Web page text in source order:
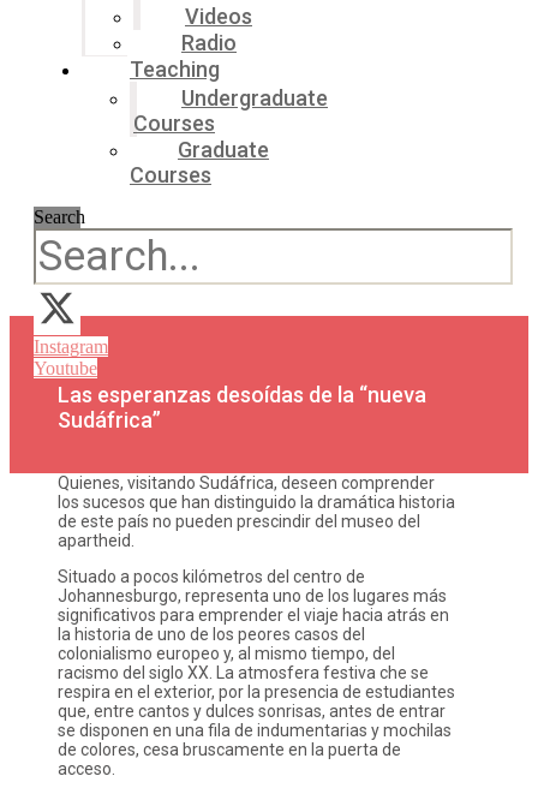
Videos
Radio
Teaching
Undergraduate
Courses
Graduate
Courses
Search
Instagram
Youtube
Las esperanzas desoídas de la “nueva
Sudáfrica”
Quienes, visitando Sudáfrica, deseen comprender
los sucesos que han distinguido la dramática historia
de este país no pueden prescindir del museo del
apartheid.
Situado a pocos kilómetros del centro de
Johannesburgo, representa uno de los lugares más
significativos para emprender el viaje hacia atrás en
la historia de uno de los peores casos del
colonialismo europeo y, al mismo tiempo, del
racismo del siglo XX. La atmosfera festiva che se
respira en el exterior, por la presencia de estudiantes
que, entre cantos y dulces sonrisas, antes de entrar
se disponen en una fila de indumentarias y mochilas
de colores, cesa bruscamente en la puerta de
acceso.